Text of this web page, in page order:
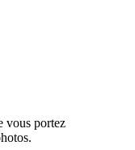
vous portez